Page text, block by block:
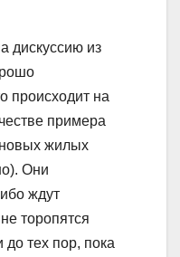
дискуссию из
происходит на
примера
новых жилых
Они
ждут
торопятся
до тех пор, пока